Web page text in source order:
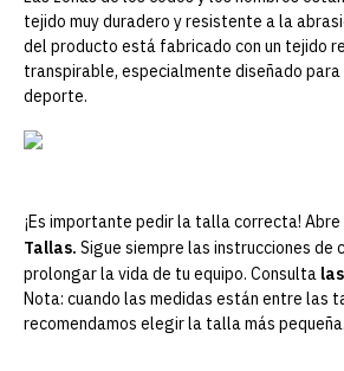
tejido muy duradero y resistente a la
del producto está fabricado con un tejido
transpirable, especialmente diseñado
deporte.
¡Es importante pedir la talla correcta!
Tallas. Sigue siempre las instrucciones de
prolongar la vida de tu equipo. Consulta
Nota: cuando las medidas están entre las
recomendamos elegir la talla más pequeña.